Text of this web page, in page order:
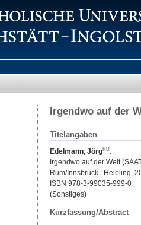
Irgendwo auf der
Titelangaben
Edelmann, Jörg
:
Irgendwo auf der Welt
Rum/Innsbruck : Helbling,
ISBN 978-3-99035-999-0
(Sonstiges)
Kurzfassung/Abstract